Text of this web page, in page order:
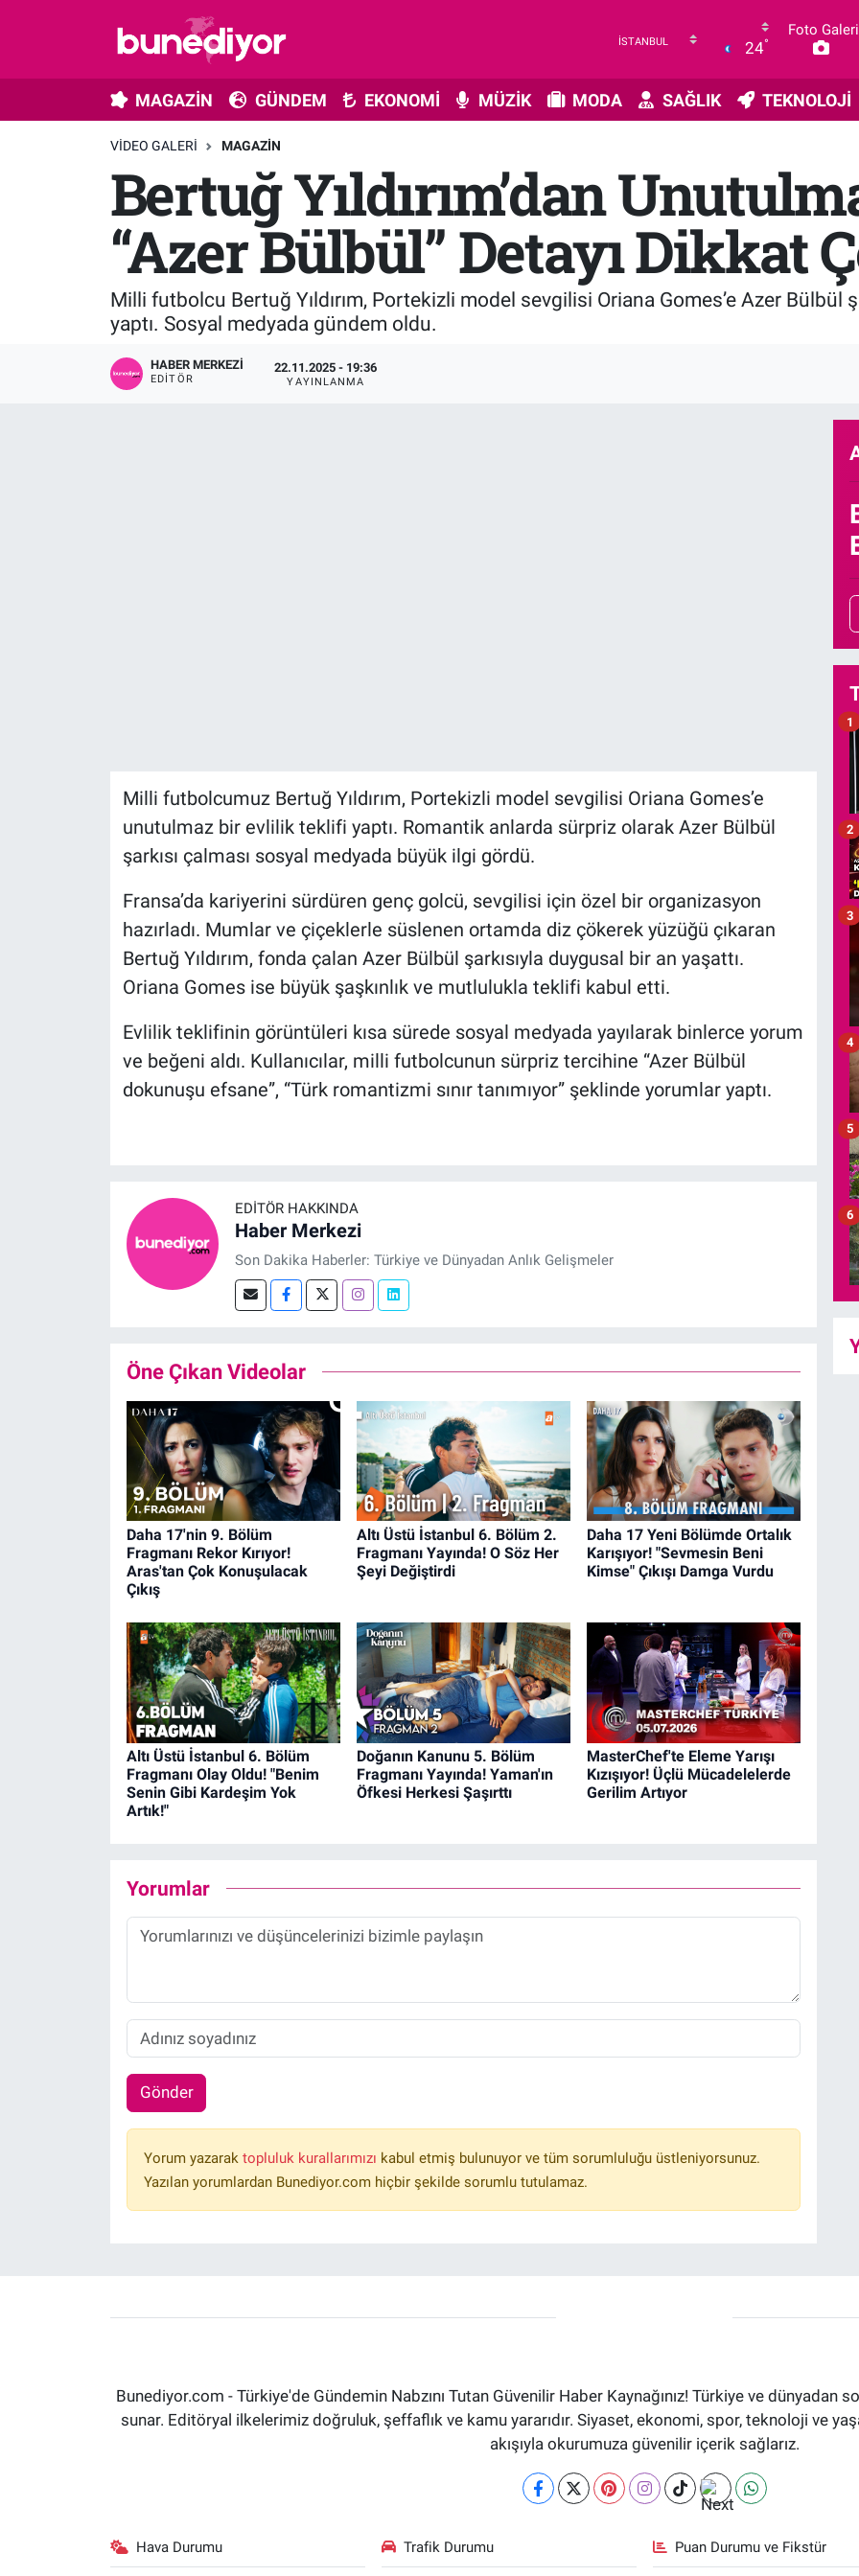
24°
Foto Galeri
MAGAZİN GÜNDEM EKONOMİ MÜZİK MODA SAĞLIK TEKNOLOJİ
VIDEO GALERI MAGAZIN
Bertuğ Yıldırım’dan
“Azer Bülbül” Detayı Dikkat
Milli futbolcu Bertuğ Yıldırım, Portekizli model sevgilisi Oriana Gomes’e Azer Bülbül
yaptı. Sosyal medyada gündem oldu.
HABER MERKEZI
EDITÖR
22.11.2025 - 19:36
YAYINLANMA
Milli futbolcumuz Bertuğ Yıldırım, Portekizli model sevgilisi Oriana Gomes’e
unutulmaz bir evlilik teklifi yaptı. Romantik anlarda sürpriz olarak Azer Bülbül
şarkısı çalması sosyal medyada büyük ilgi gördü.
Fransa’da kariyerini sürdüren genç golcü, sevgilisi için özel bir organizasyon
hazırladı. Mumlar ve çiçeklerle süslenen ortamda diz çökerek yüzüğü çıkaran
Bertuğ Yıldırım, fonda çalan Azer Bülbül şarkısıyla duygusal bir an yaşattı.
Oriana Gomes ise büyük şaşkınlık ve mutlulukla teklifi kabul etti.
Evlilik teklifinin görüntüleri kısa sürede sosyal medyada yayılarak binlerce yorum
ve beğeni aldı. Kullanıcılar, milli futbolcunun sürpriz tercihine “Azer Bülbül
dokunuşu efsane”, “Türk romantizmi sınır tanımıyor” şeklinde yorumlar yaptı.
EDITÖR HAKKINDA
Haber Merkezi
Son Dakika Haberler: Türkiye ve Dünyadan Anlık Gelişmeler
Öne Çıkan Videolar
Daha 17'nin 9. Bölüm
Fragmanı Rekor Kırıyor!
Aras'tan Çok Konuşulacak
Çıkış
Altı Üstü İstanbul 6. Bölüm 2.
Fragmanı Yayında! O Söz Her
Şeyi Değiştirdi
Daha 17 Yeni Bölümde Ortalık
Karışıyor! "Sevmesin Beni
Kimse" Çıkışı Damga Vurdu
Altı Üstü İstanbul 6. Bölüm
Fragmanı Olay Oldu! "Benim
Senin Gibi Kardeşim Yok
Artık!"
Doğanın Kanunu 5. Bölüm
Fragmanı Yayında! Yaman'ın
Öfkesi Herkesi Şaşırttı
MasterChef'te Eleme Yarışı
Kızışıyor! Üçlü Mücadelelerde
Gerilim Artıyor
Yorumlar
Gönder
Yorum yazarak topluluk kurallarımızı kabul etmiş bulunuyor ve tüm sorumluluğu üstleniyorsunuz.
Yazılan yorumlardan Bunediyor.com hiçbir şekilde sorumlu tutulamaz.
1
2
3
4
5
6
Bunediyor.com - Türkiye'de Gündemin Nabzını Tutan Güvenilir Haber Kaynağınız! Türkiye ve dünyadan
sunar. Editöryal ilkelerimiz doğruluk, şeffaflık ve kamu yararıdır. Siyaset, ekonomi, spor, teknoloji ve
akışıyla okurumuza güvenilir içerik sağlarız.
Hava Durumu Trafik Durumu Puan Durumu ve Fikstür
Diziler
Gündem
Kültür Sanat
Magazin
GÜNDEM
EKONOMİ
SAĞLIK
TEKNOLOJİ
Trafik Durumu
Süper Lig Puan Durumu ve Fikstür
Tüm Manşetler
Son Dakika Haberleri
Haber Arşivi